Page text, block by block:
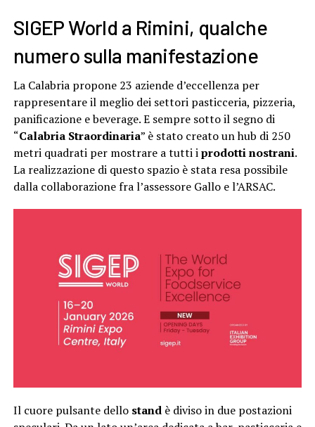
SIGEP World a Rimini, qualche
numero sulla manifestazione
La Calabria propone 23 aziende d’eccellenza per
rappresentare il meglio dei settori pasticceria, pizzeria,
panificazione e beverage. E sempre sotto il segno di
“Calabria Straordinaria” è stato creato un hub di 250
metri quadrati per mostrare a tutti iprodotti nostrani.
La realizzazione di questo spazio è stata resa possibile
dalla collaborazione fra l’assessore Gallo e l’ARSAC.
Il cuore pulsante dello standè diviso in due postazioni